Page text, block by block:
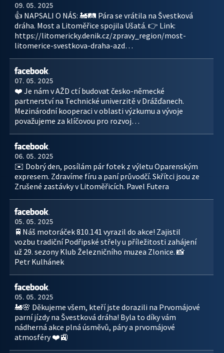
09. 05. 2025
👍 NAPSALI O NÁS: 🚂🛤️ Pára se vrátila na Švestková
dráha. Most a Litoměřice spojila Ušatá. 👉 Link:
https://litomericky.denik.cz/zpravy_region/most-
litomerice-svestkova-draha-azd…
07. 05. 2025
❤️ Je nám v AŽD ctí budovat česko-německé
partnerství na Technické univerzitě v Drážďanech.
Mezinárodní kooperaci v oblasti výzkumu a vývoje
považujeme za klíčovou pro rozvoj…
06. 05. 2025
✉️ Dobrý den, posílám pár fotek z výletu Oparenským
expresem. Zdravíme fíru a paní průvodčí. Skřítci jsou ze
Zrušené zastávky v Litoměřicích. Pavel Futera
05. 05. 2025
🚆Náš motoráček 810.141 vyrazil do akce! Zajistil
vozbu tradiční Podřipské střely u příležitosti zahájení
už 29. sezony Klub Železničního muzea Zlonice. 📸
Petr Kulhánek
05. 05. 2025
🚂🌸 Děkujeme všem, kteří jste dorazili na Prvomájové
parní jízdy na Švestková dráha! Byla to díky vám
nádherná akce plná úsměvů, páry a prvomájové
atmosféry ❤️🚉